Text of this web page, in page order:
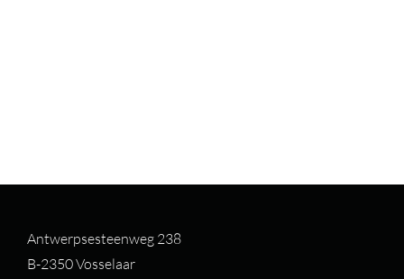
Antwerpsesteenweg 238
B-2350 Vosselaar